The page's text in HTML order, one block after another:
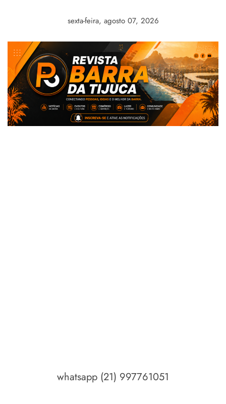
sexta-feira, agosto 07, 2026
whatsapp (21) 997761051